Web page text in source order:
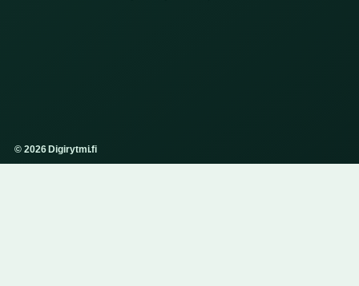
© 2026 Digirytmi.fi